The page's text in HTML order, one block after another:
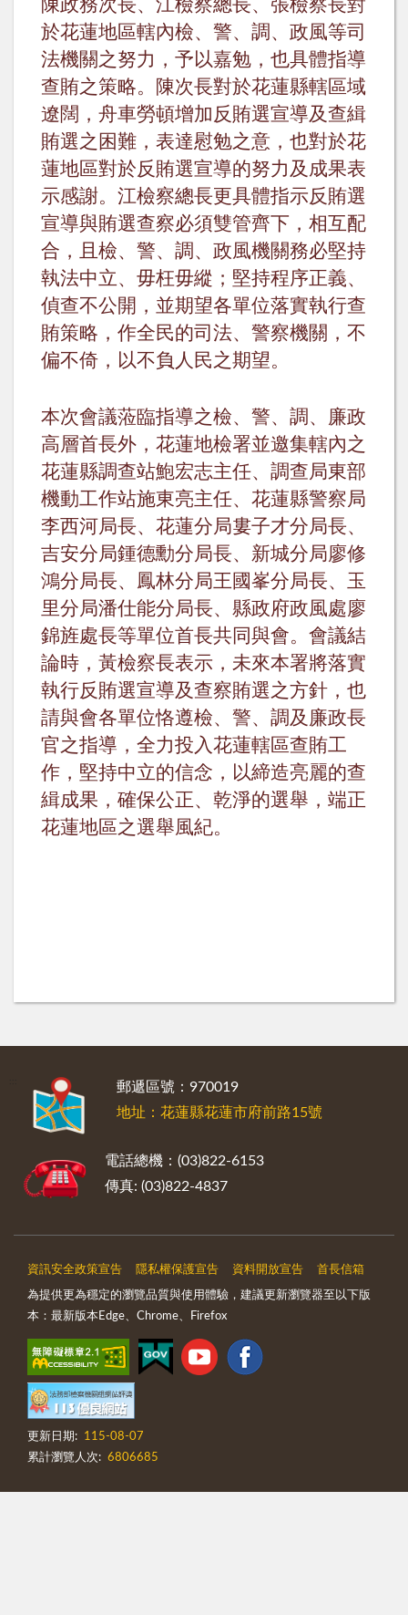
於花蓮地區轄內檢、警、調、政風等司
法機關之努力，予以嘉勉，也具體指導
查賄之策略。陳次長對於花蓮縣轄區域
遼闊，舟車勞頓增加反賄選宣導及查緝
賄選之困難，表達慰勉之意，也對於花
蓮地區對於反賄選宣導的努力及成果表
示感謝。江檢察總長更具體指示反賄選
宣導與賄選查察必須雙管齊下，相互配
合，且檢、警、調、政風機關務必堅持
執法中立、毋枉毋縱；堅持程序正義、
偵查不公開，並期望各單位落實執行查
賄策略，作全民的司法、警察機關，不
偏不倚，以不負人民之期望。
本次會議蒞臨指導之檢、警、調、廉政
高層首長外，花蓮地檢署並邀集轄內之
花蓮縣調查站鮑宏志主任、調查局東部
機動工作站施東亮主任、花蓮縣警察局
李西河局長、花蓮分局婁子才分局長、
吉安分局鍾德勳分局長、新城分局廖修
鴻分局長、鳳林分局王國峯分局長、玉
里分局潘仕能分局長、縣政府政風處廖
錦旌處長等單位首長共同與會。會議結
論時，黃檢察長表示，未來本署將落實
執行反賄選宣導及查察賄選之方針，也
請與會各單位恪遵檢、警、調及廉政長
官之指導，全力投入花蓮轄區查賄工
作，堅持中立的信念，以締造亮麗的查
緝成果，確保公正、乾淨的選舉，端正
花蓮地區之選舉風紀。
郵遞區號：970019
地址：花蓮縣花蓮市府前路15號
電話總機：(03)822-6153
傳真: (03)822-4837
資訊安全政策宣告 隱私權保護宣告 資料開放宣告 首長信箱
為提供更為穩定的瀏覽品質與使用體驗，建議更新瀏覽器至以下版
本：最新版本Edge、Chrome、Firefox
更新日期:
115-08-07
累計瀏覽人次: 6806685